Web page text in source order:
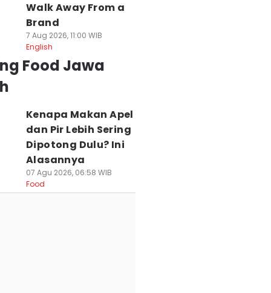
Walk Away From a
Brand
7 Aug 2026, 11:00 WIB
English
Food Jawa
Kenapa Makan Apel
dan Pir Lebih Sering
Dipotong Dulu? Ini
Alasannya
07 Agu 2026, 06:58 WIB
Food